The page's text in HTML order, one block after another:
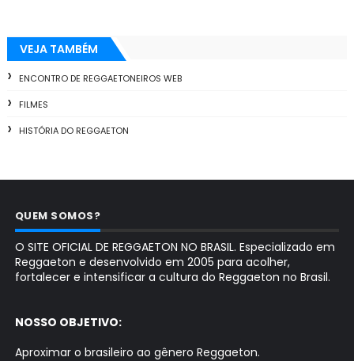
VEJA TAMBÉM
ENCONTRO DE REGGAETONEIROS WEB
FILMES
HISTÓRIA DO REGGAETON
QUEM SOMOS?
O SITE OFICIAL DE REGGAETON NO BRASIL. Especializado em
Reggaeton e desenvolvido em 2005 para acolher,
fortalecer e intensificar a cultura do Reggaeton no Brasil.
NOSSO OBJETIVO:
Aproximar o brasileiro ao gênero Reggaeton.